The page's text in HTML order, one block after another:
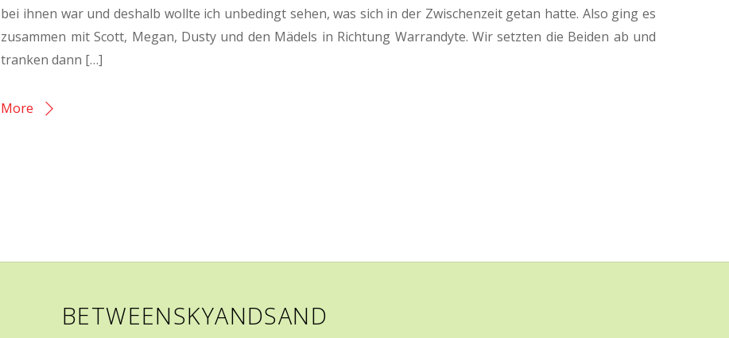
bei ihnen war und deshalb wollte ich unbedingt sehen, was sich in der Zwischenzeit getan hatte. Also ging es
zusammen mit Scott, Megan, Dusty und den Mädels in Richtung Warrandyte. Wir setzten die Beiden ab und
tranken dann […]
More
BETWEENSKYANDSAND